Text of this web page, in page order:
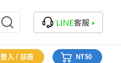
登入 / 註冊 NT$0